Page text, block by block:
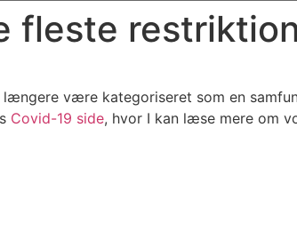
fleste
være kategoriseret som en
Covid-19 side, hvor I kan læse mere om